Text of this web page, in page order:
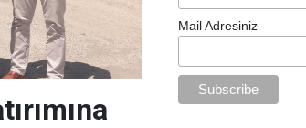
Mail Adresiniz